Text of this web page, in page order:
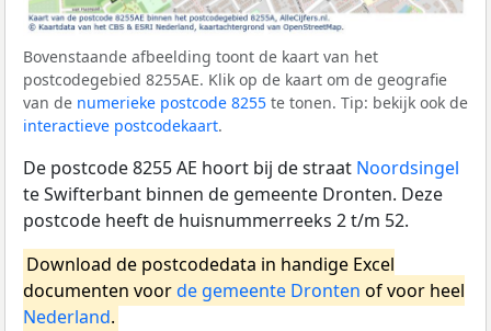
Bovenstaande afbeelding toont de kaart van het
postcodegebied 8255AE. Klik op de kaart om de geografie
van de numerieke postcode 8255 te tonen. Tip: bekijk ook de
interactieve postcodekaart.
De postcode 8255 AE hoort bij de straat Noordsingel
te Swifterbant binnen de gemeente Dronten. Deze
postcode heeft de huisnummerreeks 2 t/m 52.
Download de postcodedata in handige Excel
documenten voorde gemeente Dronten of voor heel
Nederland.